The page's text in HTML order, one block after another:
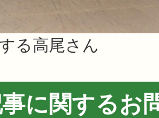
る高尾さん
に関するお